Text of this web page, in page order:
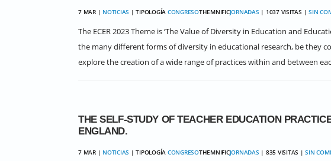
7 MAR | NOTICIAS | TIPOLOGÍA CONGRESOTHEMNIFICJORNADAS | 1037 VISITAS | SIN
The ECER 2023 Theme is ‘The Value of Diversity in Education and
the many different forms of diversity in educational research, be they
explore the creation of a wide range of practices within and between
THE SELF-STUDY OF TEACHER EDUCATION
ENGLAND.
7 MAR | NOTICIAS | TIPOLOGÍA CONGRESOTHEMNIFICJORNADAS | 835 VISITAS |SIN